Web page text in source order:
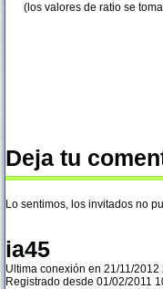
(los valores de ratio se
Deja tu
Lo sentimos, los invitados no
ia45
Ultima conexión en 21/11/2012
Registrado desde 01/02/2011